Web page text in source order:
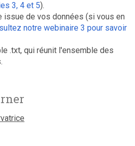
3, 4 et 5).
issue de vos données (si vous en
notre webinaire 3 pour savoir
.txt, qui réunit l'ensemble des